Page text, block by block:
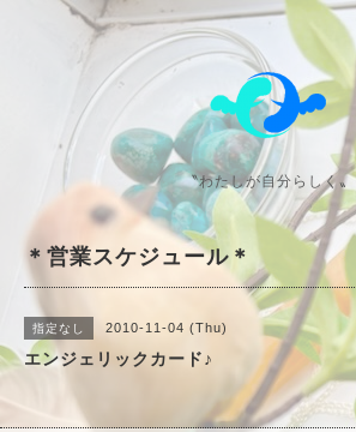
〝わたしが自分らしく〟
＊営業スケジュール＊
指定なし 2010-11-04 (Thu)
エンジェリックカード♪